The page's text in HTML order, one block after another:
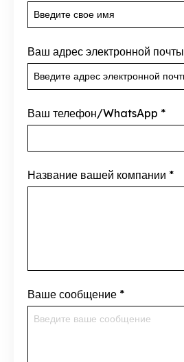
Ваш адрес электронной почты
Ваш телефон/WhatsApp *
Название вашей компании *
Ваше сообщение *